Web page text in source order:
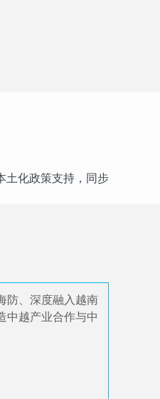
土化政策支持，同步
防、深度融入越南
中越产业合作与中